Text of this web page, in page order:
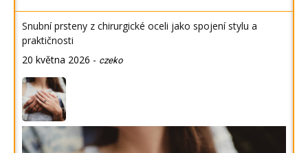
Snubní prsteny z chirurgické oceli jako spojení stylu a
praktičnosti
20 května 2026 - czeko